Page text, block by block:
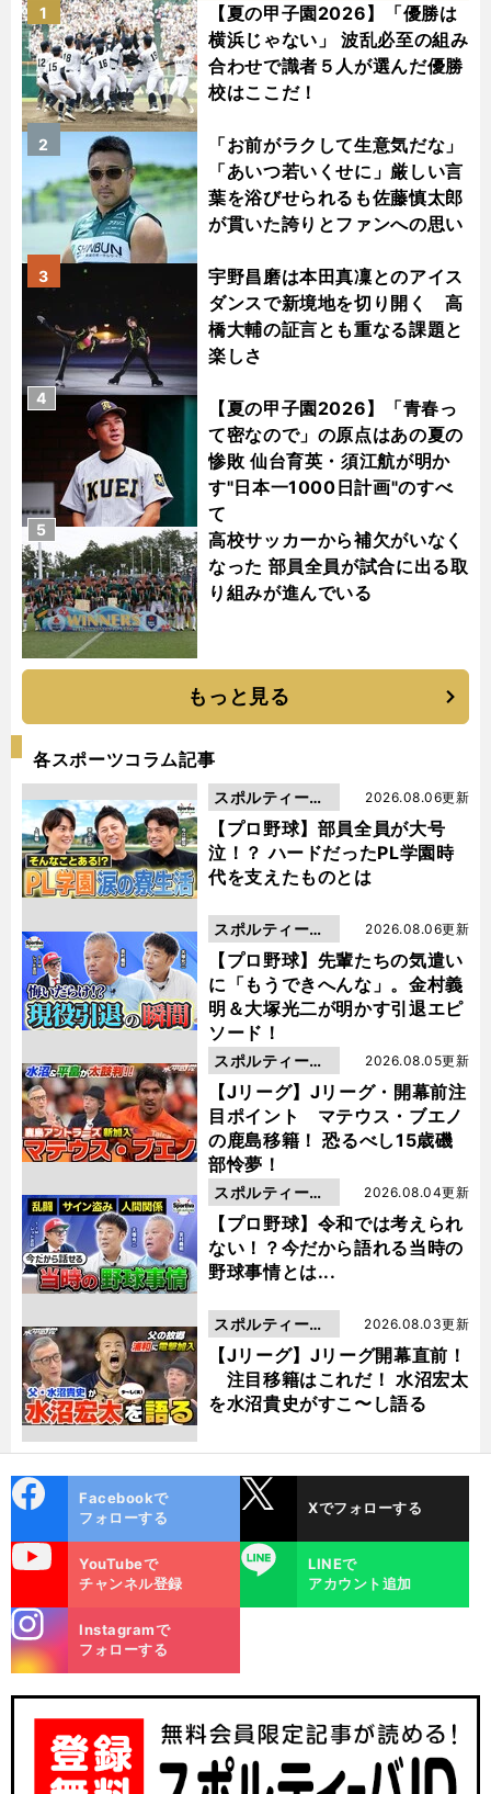
【夏の甲子園2026】「優勝は
横浜じゃない」 波乱必至の組み
合わせで識者５人が選んだ優勝
校はここだ！
1
「お前がラクして生意気だな」
「あいつ若いくせに」厳しい言
葉を浴びせられるも佐藤慎太郎
が貫いた誇りとファンへの思い
2
宇野昌磨は本田真凜とのアイス
ダンスで新境地を切り開く 高
橋大輔の証言とも重なる課題と
楽しさ
3
【夏の甲子園2026】「青春っ
て密なので」の原点はあの夏の
惨敗 仙台育英・須江航が明か
す"日本一1000日計画"のすべ
て
4
高校サッカーから補欠がいなく
なった 部員全員が試合に出る取
り組みが進んでいる
5
もっと見る
各スポーツコラム記事
【プロ野球】部員全員が大号
泣！？ ハードだったPL学園時
代を支えたものとは
2026.08.06更新
スポルティーバ
動画
【プロ野球】先輩たちの気遣い
に「もうできへんな」。金村義
明＆大塚光二が明かす引退エピ
ソード！
2026.08.06更新
スポルティーバ
動画
【Jリーグ】Jリーグ・開幕前注
目ポイント マテウス・ブエノ
の鹿島移籍！ 恐るべし15歳磯
部怜夢！
2026.08.05更新
スポルティーバ
動画
【プロ野球】令和では考えられ
ない！？今だから語れる当時の
野球事情とは...
2026.08.04更新
スポルティーバ
動画
【Jリーグ】Jリーグ開幕直前！
注目移籍はこれだ！ 水沼宏太
を水沼貴史がすこ〜し語る
2026.08.03更新
スポルティーバ
動画
ok
Facebookで
フォローする
Xでフォローする
YouTubeで
チャンネル登録
LINE
LINEで
アカウント追加
m
Instagramで
フォローする